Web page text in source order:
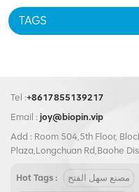
TAGS
Tel :+8617855139217
Email : joy@biopin.vip
Add : Room 504,5th Floor,
Plaza,Longchuan Rd,Baohe
Hot Tags : مصنع سهل الفتح